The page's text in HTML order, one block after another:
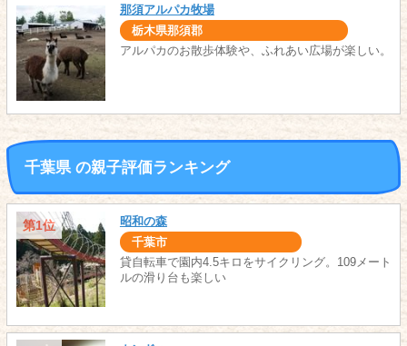
那須アルパカ牧場
栃木県那須郡
アルパカのお散歩体験や、ふれあい広場が楽しい。
千葉県 の親子評価ランキング
第1位 昭和の森
千葉市
貸自転車で園内4.5キロをサイクリング。109メート
ルの滑り台も楽しい